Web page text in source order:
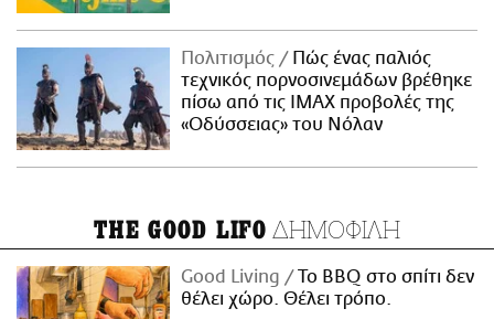
Πολιτισμός
Πώς ένας παλιός
τεχνικός πορνοσινεμάδων βρέθηκε
πίσω από τις IMAX προβολές της
«Οδύσσειας» του Νόλαν
THE GOOD LIFO ΔΗΜΟΦΙΛΗ
Good Living
Το BBQ στο σπίτι δεν
θέλει χώρο. Θέλει τρόπο.